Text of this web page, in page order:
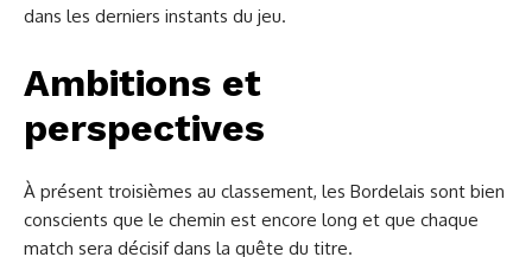
dans les derniers instants du jeu.
Ambitions et
perspectives
À présent troisièmes au classement, les Bordelais sont bien
conscients que le chemin est encore long et que chaque
match sera décisif dans la quête du titre.